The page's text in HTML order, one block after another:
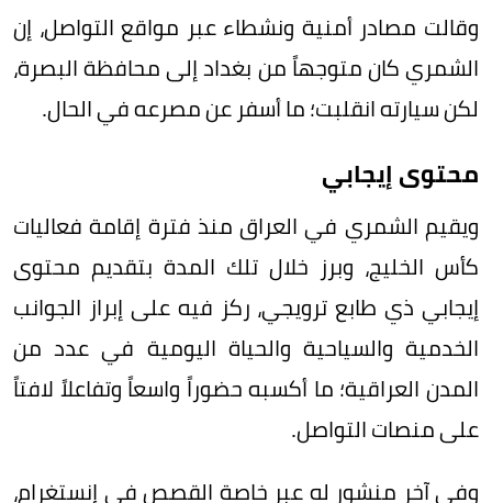
وقالت مصادر أمنية ونشطاء عبر مواقع التواصل، إن
الشمري كان متوجهاً من بغداد إلى محافظة البصرة،
لكن سيارته انقلبت؛ ما أسفر عن مصرعه في الحال.
محتوى إيجابي
ويقيم الشمري في العراق منذ فترة إقامة فعاليات
كأس الخليج، وبرز خلال تلك المدة بتقديم محتوى
إيجابي ذي طابع ترويجي، ركز فيه على إبراز الجوانب
الخدمية والسياحية والحياة اليومية في عدد من
المدن العراقية؛ ما أكسبه حضوراً واسعاً وتفاعلاً لافتاً
على منصات التواصل.
وفي آخر منشور له عبر خاصة القصص في إنستغرام،